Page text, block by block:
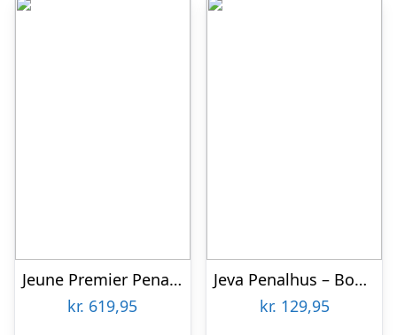
Jeune Premier Penalhus m. Indhold – Unicorn Gold
kr. 619,95
Jeva Penalhus – Box – Indigo
kr. 129,95